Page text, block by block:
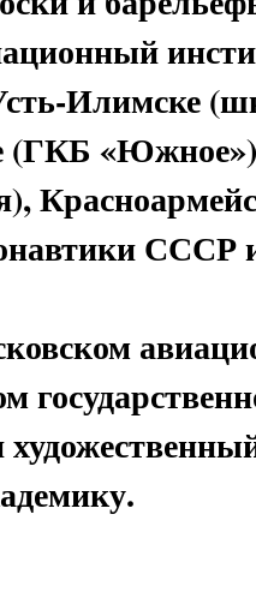
Илимске
(ГКБ
СССР